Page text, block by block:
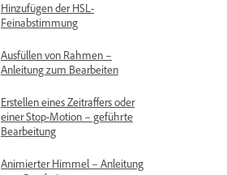
Hinzufügen der HSL-
Feinabstimmung
Ausfüllen von Rahmen –
Anleitung zum Bearbeiten
Erstellen eines Zeitraffers oder
einer Stop-Motion – geführte
Bearbeitung
Animierter Himmel – Anleitung